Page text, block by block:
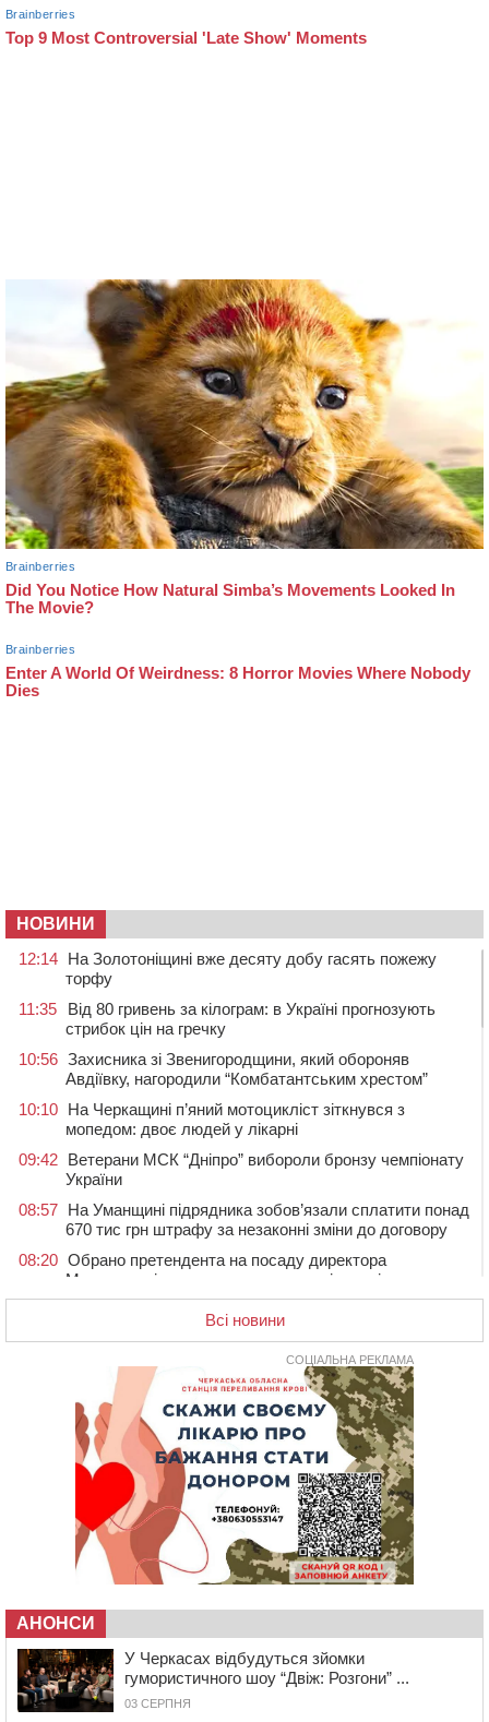
НОВИНИ
12:14 На Золотоніщині вже десяту добу гасять пожежу
торфу
11:35
Від 80 гривень за кілограм: в Україні прогнозують
стрибок цін на гречку
10:56 Захисника зі Звенигородщини, який обороняв
Авдіївку, нагородили “Комбатантським хрестом”
10:10 На Черкащині п’яний мотоцикліст зіткнувся з
мопедом: двоє людей у лікарні
09:42 Ветерани МСК “Дніпро” вибороли бронзу чемпіонату
України
08:57 На Уманщині підрядника зобов’язали сплатити понад
670 тис грн штрафу за незаконні зміни до договору
08:20 Обрано претендента на посаду директора
Мокрокалигірського психоневрологічного інтернату
Уманські міграційники видворили з країни грузина,
який відсидів термін у колонії
Наступні два дні на Черкащині прогнозують пік
африканського “пекла”
Проєкт просторового розвитку Корсунь-
Шевченківської громади рекомендували до
погодження
У Звенигородці влада заборонила проводити масові
заходи
Боксерка з Черкащини готується до чемпіонату
Європи серед молоді
17:30 На Черкащині державі повернуть понад 2,6 га земель
природно-заповідного фонду
16:55 На Лисянщині проведуть в останню путь
полеглого внаслідок атаки FPV-дрона воїна
Всі новини
СОЦІАЛЬНА РЕКЛАМА
АНОНСИ
У Черкасах відбудуться зйомки
гумористичного шоу “Двіж: Розгони” ...
03 СЕРПНЯ